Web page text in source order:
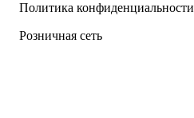
Политика конфиденциальности
Розничная сеть